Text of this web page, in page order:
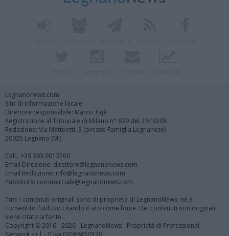
Legnanonews.com
Sito di informazione locale
Direttore responsabile: Marco Tajè
Registrazione al Tribunale di Milano n° 639 del 23/10/08
Redazione: Via Matteotti, 3 (presso Famiglia Legnanese)
20025 Legnano (MI)
Cell.: +39.393.9013760
Email Direzione: direttore@legnanonews.com
Email Redazione: info@legnanonews.com
Pubblicità: commerciale@legnanonews.com
Tutti i contenuti originali sono di proprietà di LegnanoNews, ne è
consentito l'utilizzo citando il sito come fonte. Dei contenuti non originali
viene citata la fonte.
Copyright © 2016 - 2026 - LegnanoNews - Proprietà di Professional
Network s.r.l. - P.Iva 03068650120